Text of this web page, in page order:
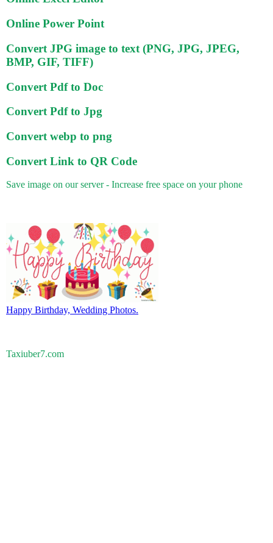
Online Power Point
Convert JPG image to text (PNG, JPG, JPEG,
BMP, GIF, TIFF)
Convert Pdf to Doc
Convert Pdf to Jpg
Convert webp to png
Convert Link to QR Code
Save image on our server - Increase free space on your phone
Happy Birthday, Wedding Photos.
Taxiuber7.com